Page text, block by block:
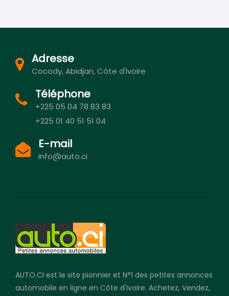
Adresse
Cocody, Abidjan, Côte d'Ivoire
Téléphone
+225 05 04 78 83 83
+225 01 40 51 51 04
E-mail
info@auto.ci
AUTO.CI est le site pionnier et N°1 des petites annonces
automobile en ligne en Côte d'Ivoire. Achetez, Vendez,